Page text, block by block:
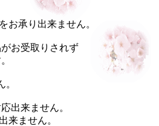
承り出来ません。
お受取りされず
出来ません。
来ません。